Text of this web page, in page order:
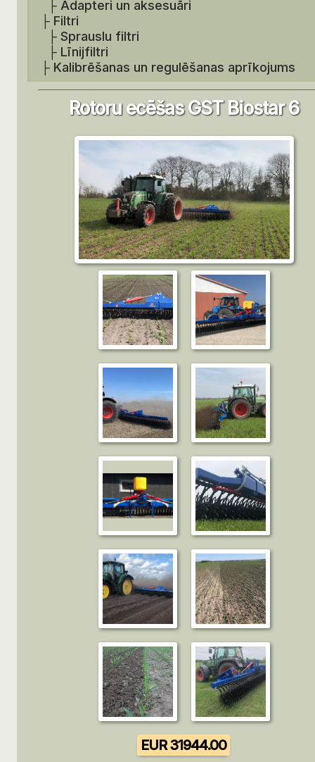
├ Adapteri un aksesuāri
├ Filtri
├Sprauslu filtri
├ Līnijfiltri
├ Kalibrēšanas un regulēšanas aprīkojums
Rotoru ecēšas GST Biostar 6
EUR 31944.00